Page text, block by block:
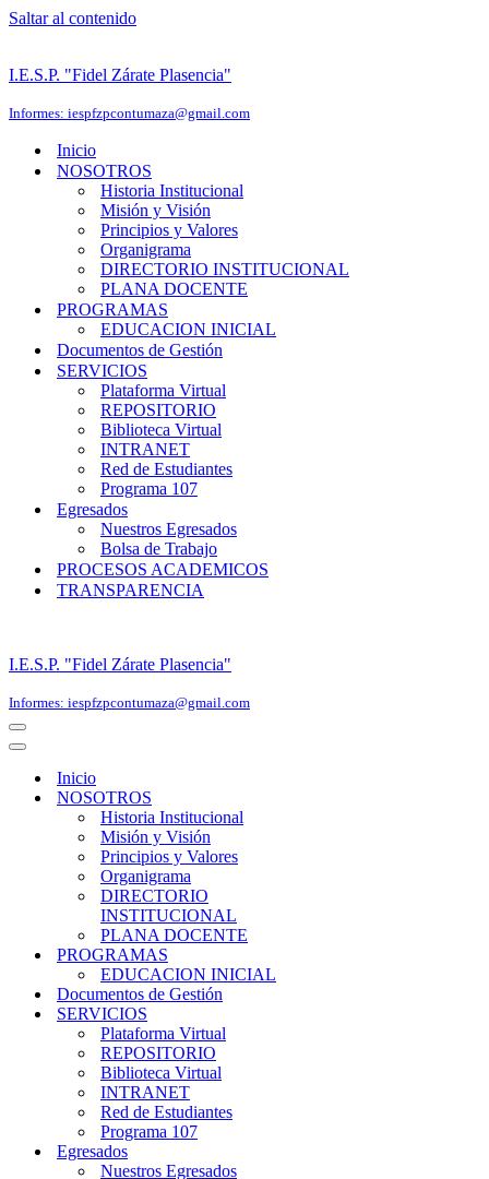
Saltar al contenido
I.E.S.P. "Fidel Zárate Plasencia"
Informes: iespfzpcontumaza@gmail.com
Inicio
NOSOTROS
Historia Institucional
Misión y Visión
Principios y Valores
Organigrama
DIRECTORIO INSTITUCIONAL
PLANA DOCENTE
PROGRAMAS
EDUCACION INICIAL
Documentos de Gestión
SERVICIOS
Plataforma Virtual
REPOSITORIO
Biblioteca Virtual
INTRANET
Red de Estudiantes
Programa 107
Egresados
Nuestros Egresados
Bolsa de Trabajo
PROCESOS ACADEMICOS
TRANSPARENCIA
I.E.S.P. "Fidel Zárate Plasencia"
Informes: iespfzpcontumaza@gmail.com
Menú
de
Menú
navegación
Inicio
NOSOTROS
Historia Institucional
Misión y Visión
Principios y Valores
Organigrama
DIRECTORIO
INSTITUCIONAL
PLANA DOCENTE
PROGRAMAS
EDUCACION INICIAL
Documentos de Gestión
SERVICIOS
Plataforma Virtual
REPOSITORIO
Biblioteca Virtual
INTRANET
Red de Estudiantes
Programa 107
Egresados
Nuestros Egresados